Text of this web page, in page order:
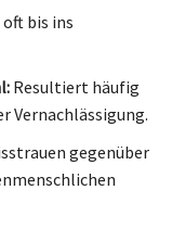
bis ins
Resultiert häufig
Vernachlässigung.
gegenüber